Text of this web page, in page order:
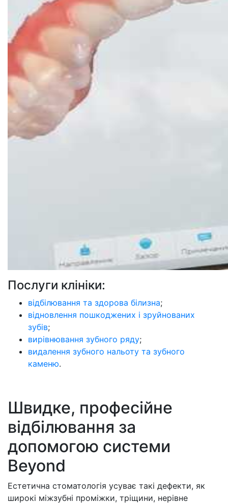
Послуги клініки:
відбілювання та здорова білизна;
відновлення пошкоджених і зруйнованих
зубів;
вирівнювання зубного ряду;
видалення зубного нальоту та зубного
каменю.
Швидке, професійне
відбілювання за
допомогою системи
Beyond
Естетична стоматологія усуває такі дефекти, як
широкі міжзубні проміжки, тріщини, нерівне